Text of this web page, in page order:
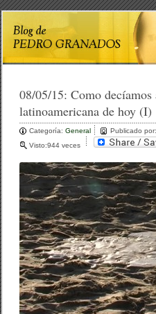
08/05/15:Como decíamos
latinoamericana de hoy (I)
Categoría:General Publicado
Visto:944 veces